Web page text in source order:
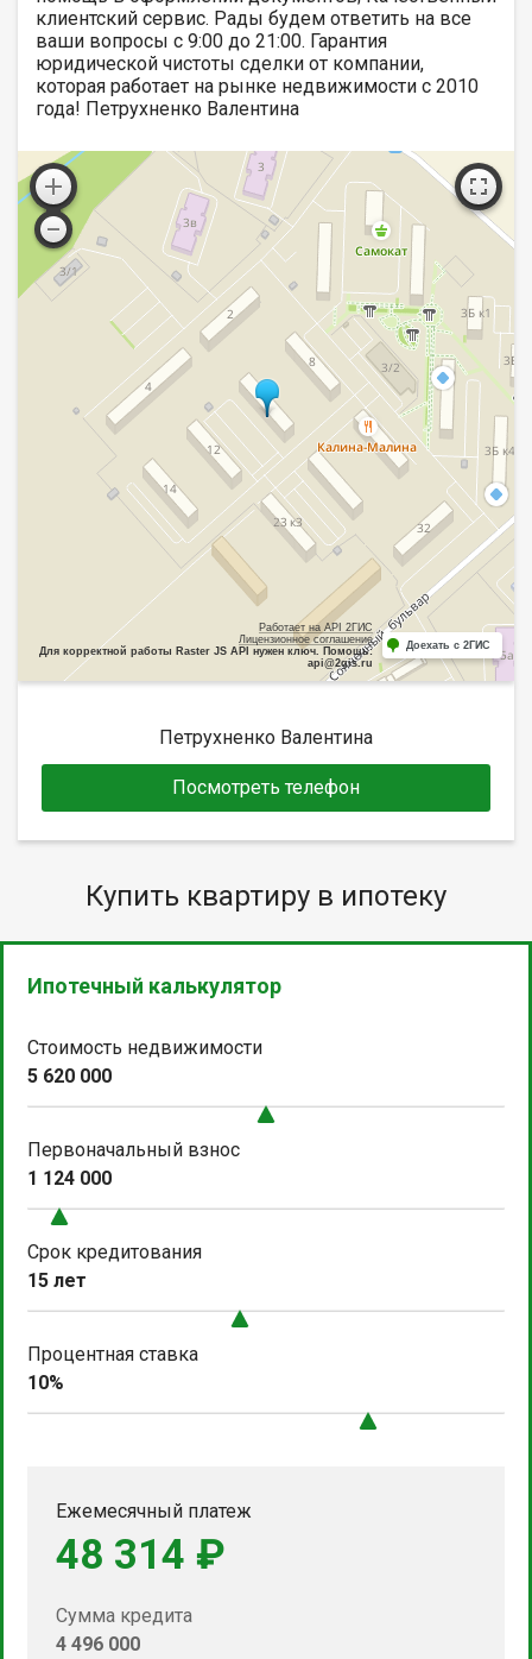
клиентский сервис. Рады будем ответить на все
ваши вопросы с 9:00 до 21:00​. Гарантия
юридической чистоты сделки от компании,
которая работает на рынке недвижимости с 2010
года! Петрухненко Валентина
Работает на API 2ГИС
Лицензионное соглашение
Для корректной работы Raster JS API нужен ключ. Помощь:
api@2gis.ru
Доехать с 2ГИС
Петрухненко Валентина
Посмотреть телефон
Купить квартиру в ипотеку
Ипотечный калькулятор
Стоимость недвижимости
5 620 000
Первоначальный взнос
1 124 000
Срок кредитования
15 лет
Процентная ставка
10%
Ежемесячный платеж
48 314 ₽
Сумма кредита
4 496 000